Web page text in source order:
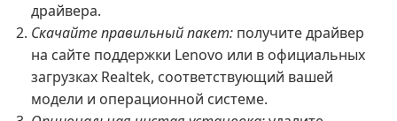
драйвера.
Скачайте правильный пакет: получите драйвер
на сайте поддержки Lenovo или в официальных
загрузках Realtek, соответствующий вашей
модели и операционной системе.